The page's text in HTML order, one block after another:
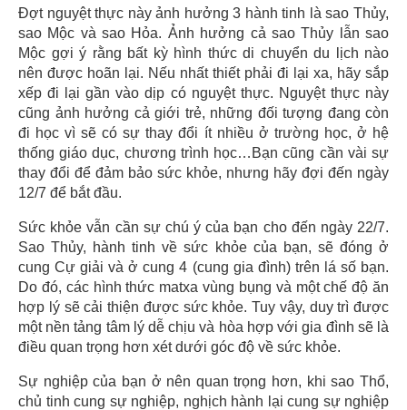
Đợt nguyệt thực này ảnh hưởng 3 hành tinh là sao Thủy,
sao Mộc và sao Hỏa. Ảnh hưởng cả sao Thủy lẫn sao
Mộc gợi ý rằng bất kỳ hình thức di chuyển du lịch nào
nên được hoãn lại. Nếu nhất thiết phải đi lại xa, hãy sắp
xếp đi lại gần vào dịp có nguyệt thực. Nguyệt thực này
cũng ảnh hưởng cả giới trẻ, những đối tượng đang còn
đi học vì sẽ có sự thay đổi ít nhiều ở trường học, ở hệ
thống giáo dục, chương trình học…Bạn cũng cần vài sự
thay đổi để đảm bảo sức khỏe, nhưng hãy đợi đến ngày
12/7 để bắt đầu.
Sức khỏe vẫn cần sự chú ý của bạn cho đến ngày 22/7.
Sao Thủy, hành tinh về sức khỏe của bạn, sẽ đóng ở
cung Cự giải và ở cung 4 (cung gia đình) trên lá số bạn.
Do đó, các hình thức matxa vùng bụng và một chế độ ăn
hợp lý sẽ cải thiện được sức khỏe. Tuy vậy, duy trì được
một nền tảng tâm lý dễ chịu và hòa hợp với gia đình sẽ là
điều quan trọng hơn xét dưới góc độ về sức khỏe.
Sự nghiệp của bạn ở nên quan trọng hơn, khi sao Thổ,
chủ tinh cung sự nghiệp, nghịch hành lại cung sự nghiệp